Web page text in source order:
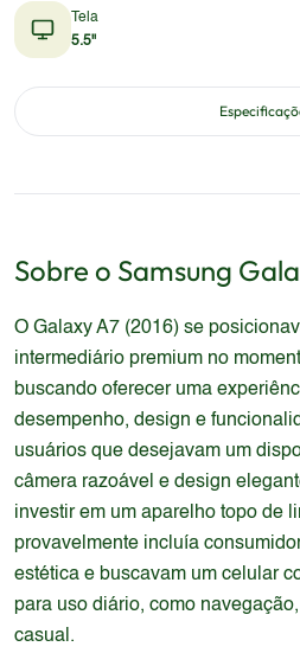
Tela
5.5"
Sobre o Samsung
O Galaxy A7 (2016) se
intermediário premium no
buscando oferecer uma
desempenho, design e
usuários que desejavam um
câmera razoável e design
investir em um aparelho topo de
provavelmente incluía
estética e buscavam um celular
para uso diário, como
casual.